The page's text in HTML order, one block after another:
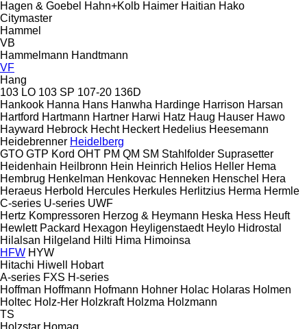
Hagen & Goebel Hahn+Kolb Haimer Haitian Hako
Citymaster
Hammel
VB
Hammelmann Handtmann
VF
Hang
103 LO 103 SP 107-20 136D
Hankook Hanna Hans Hanwha Hardinge Harrison Harsan
Hartford Hartmann Hartner Harwi Hatz Haug Hauser Hawo
Hayward Hebrock Hecht Heckert Hedelius Heesemann
Heidebrenner Heidelberg
GTO GTP Kord OHT PM QM SM Stahlfolder Suprasetter
Heidenhain Heilbronn Hein Heinrich Helios Heller Hema
Hembrug Henkelman Henkovac Henneken Henschel Hera
Heraeus Herbold Hercules Herkules Herlitzius Herma Hermle
C-series U-series UWF
Hertz Kompressoren Herzog & Heymann Heska Hess Heuft
Hewlett Packard Hexagon Heyligenstaedt Heylo Hidrostal
Hilalsan Hilgeland Hilti Hima Himoinsa
HFW HYW
Hitachi Hiwell
Hobart
A-series FXS H-series
Hoffman Hoffmann Hofmann Hohner Holac Holaras Holmen
Holtec Holz-Her Holzkraft Holzma Holzmann
TS
Holzstar Homag